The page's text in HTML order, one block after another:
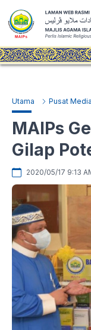
Utama Pusat Media
MAIPs
Gilap
2020/05/17 9:13